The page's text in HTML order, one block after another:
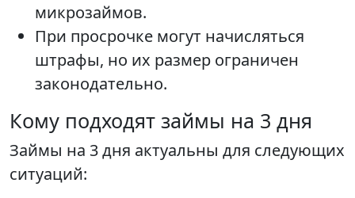
микрозаймов.
При просрочке могут начисляться
штрафы, но их размер ограничен
законодательно.
Кому подходят займы на 3 дня
Займы на 3 дня актуальны для следующих
ситуаций: